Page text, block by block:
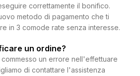
correttamente il bonifico.
metodo di pagamento che ti
in 3 comode rate senza interesse.
un ordine?
un errore nell'effettuare
di contattare l'assistenza